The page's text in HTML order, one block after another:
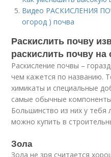
Видео РАСКИСЛЕНИЯ
огород ) почва
Раскислить почву
раскислить почву на
Раскисление почвы –
чем кажется по названию.
химикаты и специальные
самые обычные
Большинство из них у тебя
можно купить в
Зола
Зола не зря считается